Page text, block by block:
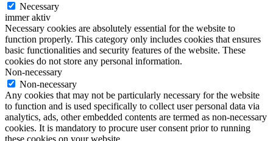
Necessary
immer aktiv
Necessary cookies are absolutely essential for the website to
function properly. This category only includes cookies that ensures
basic functionalities and security features of the website. These
cookies do not store any personal information.
Non-necessary
Non-necessary
Any cookies that may not be particularly necessary for the website
to function and is used specifically to collect user personal data via
analytics, ads, other embedded contents are termed as non-necessary
cookies. It is mandatory to procure user consent prior to running
these cookies on your website.